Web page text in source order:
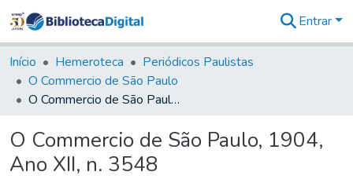
&
Coleções
Tudo na
Biblioteca
Estatísticas
Entrar
Início Hemeroteca
Periódicos Paulistas
O Commercio de São Paulo
O Commercio de São Paulo, 1904, Ano XII, n. 3548
O Commercio de São Paulo, 1904,
Ano XII, n. 3548